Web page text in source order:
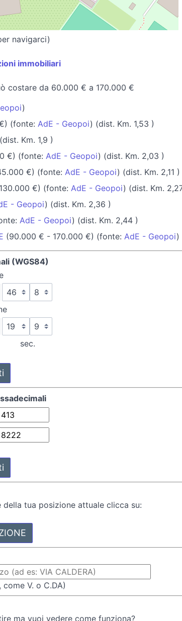
navigarci)
immobiliari
costare da 60.000 € a 170.000 €
)
(fonte: AdE - Geopoi) (dist. Km. 1,53 )
Km. 1,9 )
€) (fonte: AdE - Geopoi) (dist. Km. 2,03 )
€) (fonte: AdE - Geopoi) (dist. Km. 2,11 )
€) (fonte: AdE - Geopoi) (dist. Km.
- Geopoi) (dist. Km. 2,36 )
AdE - Geopoi) (dist. Km. 2,44 )
(90.000 € - 170.000 €) (fonte: AdE - Geopoi)
(WGS84)
sec.
tua posizione attuale clicca su:
V. o C.DA)
ma vuoi vedere come funziona?